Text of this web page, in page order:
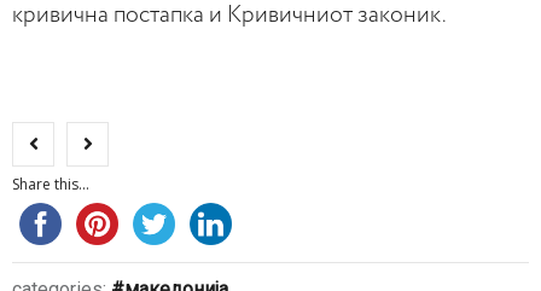
кривична постапка и Кривичниот законик.
Share this...